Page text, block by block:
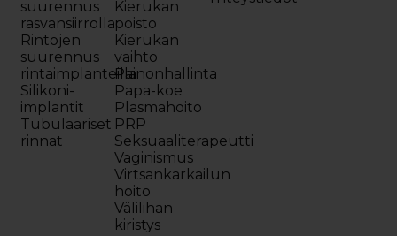
suurennus
rasvansiirrolla
Rintojen
suurennus
rintaimplanteilla
Silikoni-
implantit
Tubulaariset
rinnat
Kierukan
poisto
Kierukan
vaihto
Painonhallinta
Papa-koe
Plasmahoito
PRP
Seksuaaliterapeutti
Vaginismus
Virtsankarkailun
hoito
Välilihan
kiristys